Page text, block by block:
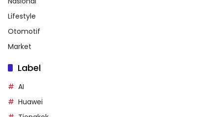
Lifestyle
Otomotif
Market
Label
AI
Huawei